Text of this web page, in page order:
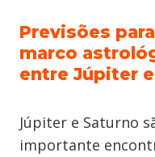
Previsões
marco
entre Júpiter
Júpiter e Saturno
importante